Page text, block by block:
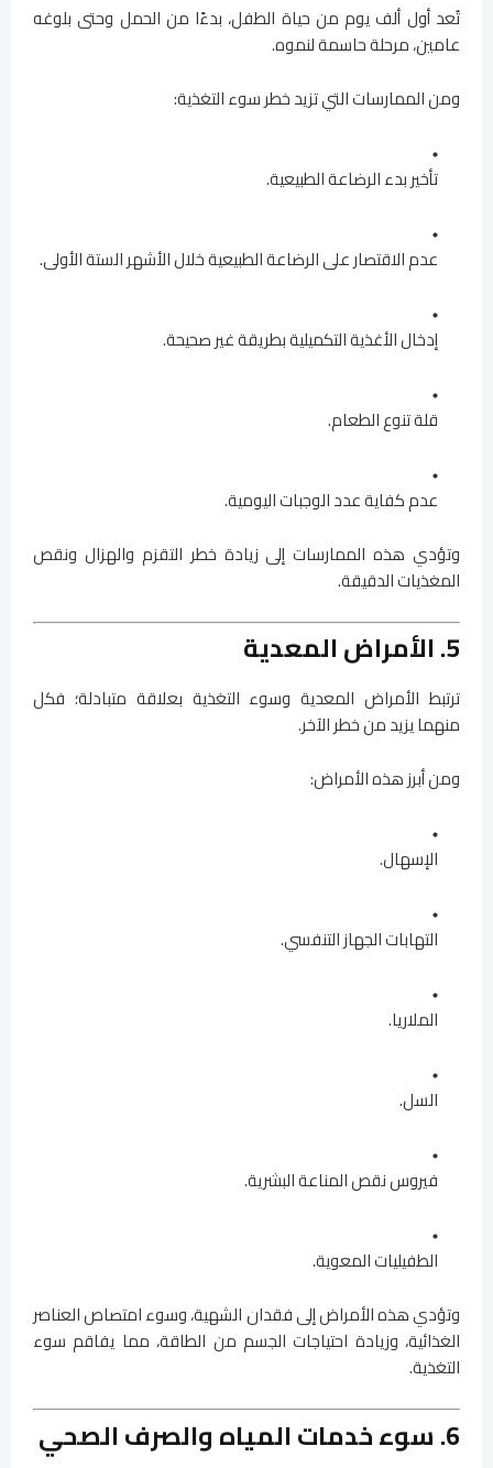
تُعد أول ألف يوم من حياة الطفل، بدءًا من الحمل وحتى بلوغه
عامين، مرحلة حاسمة لنموه.
ومن الممارسات التي تزيد خطر سوء التغذية:
تأخير بدء الرضاعة الطبيعية.
عدم الاقتصار على الرضاعة الطبيعية خلال الأشهر الستة الأولى.
إدخال الأغذية التكميلية بطريقة غير صحيحة.
قلة تنوع الطعام.
عدم كفاية عدد الوجبات اليومية.
وتؤدي هذه الممارسات إلى زيادة خطر التقزم والهزال ونقص
المغذيات الدقيقة.
5. الأمراض المعدية
ترتبط الأمراض المعدية وسوء التغذية بعلاقة متبادلة؛ فكل
منهما يزيد من خطر الآخر.
ومن أبرز هذه الأمراض:
الإسهال.
التهابات الجهاز التنفسي.
الملاريا.
السل.
فيروس نقص المناعة البشرية.
الطفيليات المعوية.
وتؤدي هذه الأمراض إلى فقدان الشهية، وسوء امتصاص العناصر
الغذائية، وزيادة احتياجات الجسم من الطاقة، مما يفاقم سوء
التغذية.
6. سوء خدمات المياه والصرف الصحي